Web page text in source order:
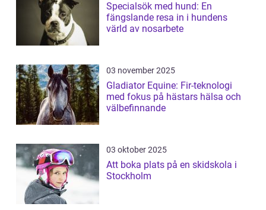
Specialsök med hund: En
fängslande resa in i hundens
värld av nosarbete
03 november 2025
Gladiator Equine: Fir-teknologi
med fokus på hästars hälsa och
välbefinnande
03 oktober 2025
Att boka plats på en skidskola i
Stockholm